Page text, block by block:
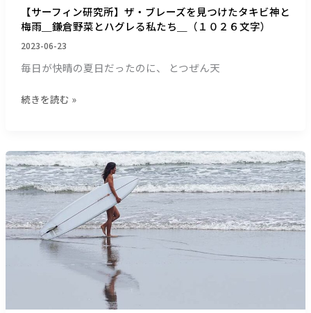
（１
９
６
文
【サーフィン研究所】ザ・ブレーズを見つけたタキビ神と
梅雨＿鎌倉野菜とハグレる私たち＿（１０２６文字）
2023-06-23
毎日が快晴の夏日だったのに、 とつぜん天
タ
キ
ビ
神
梅
倉
野
菜
ハ
グ
続きを読む »
【サ
ー
フ
ン
研